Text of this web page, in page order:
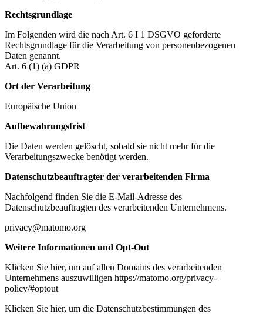
Rechtsgrundlage
Im Folgenden wird die nach Art. 6 I 1 DSGVO geforderte
Rechtsgrundlage für die Verarbeitung von personenbezogenen
Daten genannt.
Art. 6 (1) (a) GDPR
Ort der Verarbeitung
Europäische Union
Aufbewahrungsfrist
Die Daten werden gelöscht, sobald sie nicht mehr für die
Verarbeitungszwecke benötigt werden.
Datenschutzbeauftragter der verarbeitenden Firma
Nachfolgend finden Sie die E-Mail-Adresse des
Datenschutzbeauftragten des verarbeitenden Unternehmens.
privacy@matomo.org
Weitere Informationen und Opt-Out
Klicken Sie hier, um auf allen Domains des verarbeitenden
Unternehmens auszuwilligen https://matomo.org/privacy-
policy/#optout
Klicken Sie hier, um die Datenschutzbestimmungen des